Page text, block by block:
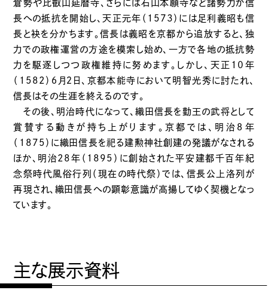
倉勢や比叡山延暦寺、さらには石山本願寺など諸勢力が信
長への抵抗を開始し、天正元年（1573）には足利義昭も信
長と袂を分かちます。信長は義昭を京都から追放すると、独
力での政権運営の方途を模索し始め、一方で各地の抵抗勢
力を駆逐しつつ政権維持に努めます。しかし、天正10年
（1582）６月２日、京都本能寺において明智光秀に討たれ、
信長はその生涯を終えるのです。
その後、明治時代になって、織田信長を勤王の武将として
賞賛する動きが持ち上がります。京都では、明治８年
（1875）に織田信長を祀る建勲神社創建の発議がなされる
ほか、明治28年（1895）に創始された平安建都千百年紀
念祭時代風俗行列（現在の時代祭）では、信長公上洛列が
再現され、織田信長への顕彰意識が高揚してゆく契機となっ
ています。
主な展示資料